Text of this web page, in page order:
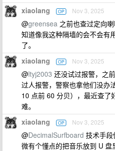
xiaolang OP Nov 3, 2025
@greensea 之前也查过定向
知道像我这种隔墙的会不会有
了。
xiaolang OP Nov 3, 2025
@ltyj2003 还没试过报警，之
过人报警，警察也拿他们没办
10 点前 60 分贝），最近查了
难。
xiaolang OP Nov 3, 2025
@DecimalSurfboard 技术手
微有个懂点的把音乐放到 U